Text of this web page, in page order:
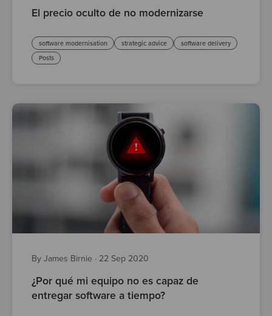
El precio oculto de no modernizarse
software modernisation strategic advice
software delivery
Posts
By James Birnie · 22 Sep 2020
¿Por qué mi equipo no es capaz de
entregar software a tiempo?